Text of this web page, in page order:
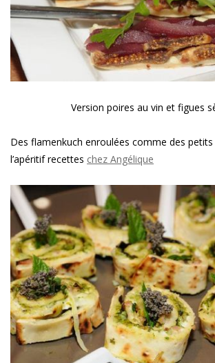
Version poires au vin et figues
Des flamenkuch enroulées comme des
l’apéritif recettes chez Angélique